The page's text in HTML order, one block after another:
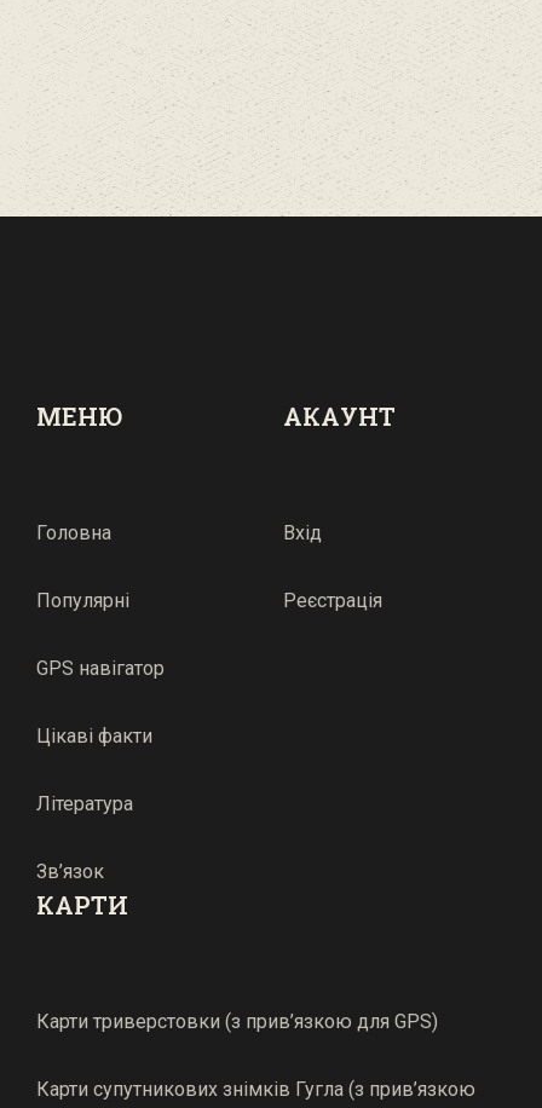
МЕНЮ
Головна
Популярні
GPS навігатор
Цікаві факти
Література
Зв’язок
АКАУНТ
Вхід
Реєстрація
КАРТИ
Карти триверстовки (з прив’язкою для GPS)
Карти супутникових знімків Гугла (з прив’язкою